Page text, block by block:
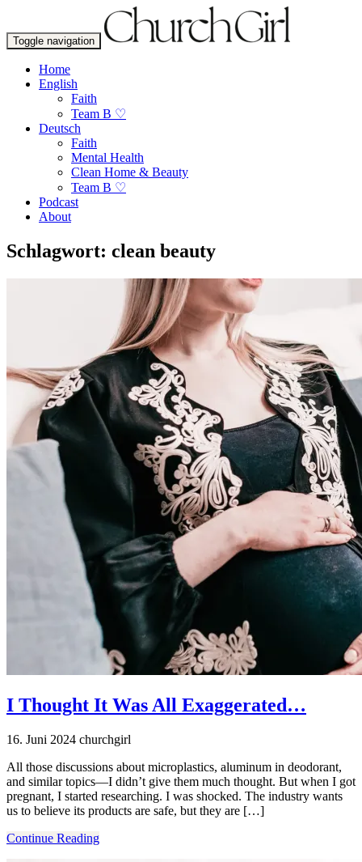
Toggle navigation
Home
English
Faith
Team B ♡
Deutsch
Faith
Mental Health
Clean Home & Beauty
Team B ♡
Podcast
About
Schlagwort: clean beauty
I Thought It Was All Exaggerated…
16. Juni 2024 churchgirl
All those discussions about microplastics, aluminum in deodorant,
and similar topics—I didn’t give them much thought. But when I got
pregnant, I started researching. I was shocked. The industry wants
us to believe its products are safe, but they are […]
Continue Reading